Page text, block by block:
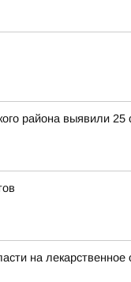
района выявили 25
на